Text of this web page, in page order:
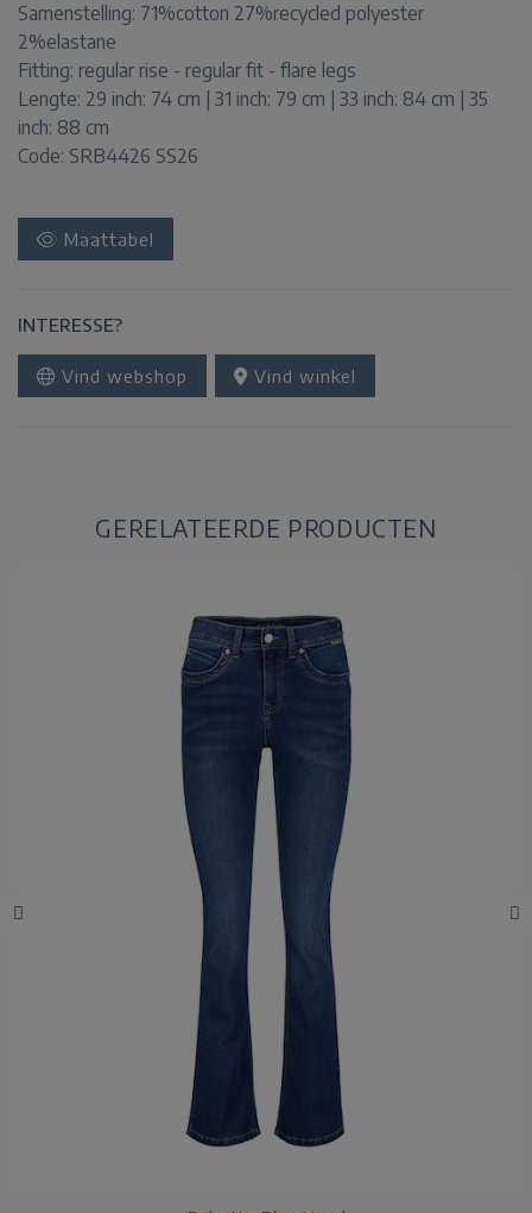
Samenstelling: 71%cotton 27%recycled polyester
2%elastane
Fitting: regular rise - regular fit - flare legs
Lengte: 29 inch: 74 cm | 31 inch: 79 cm | 33 inch: 84 cm | 35
inch: 88 cm
Code: SRB4426 SS26
Maattabel
INTERESSE?
Vind webshop Vind winkel
GERELATEERDE PRODUCTEN